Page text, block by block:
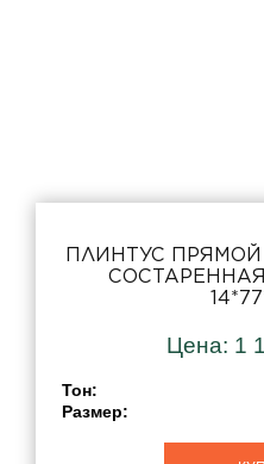
ПЛИНТУС ПРЯМОЙ
Цена: 1
Тон:
Размер: